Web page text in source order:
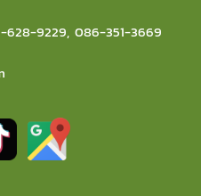
628-9229, 086-351-3669